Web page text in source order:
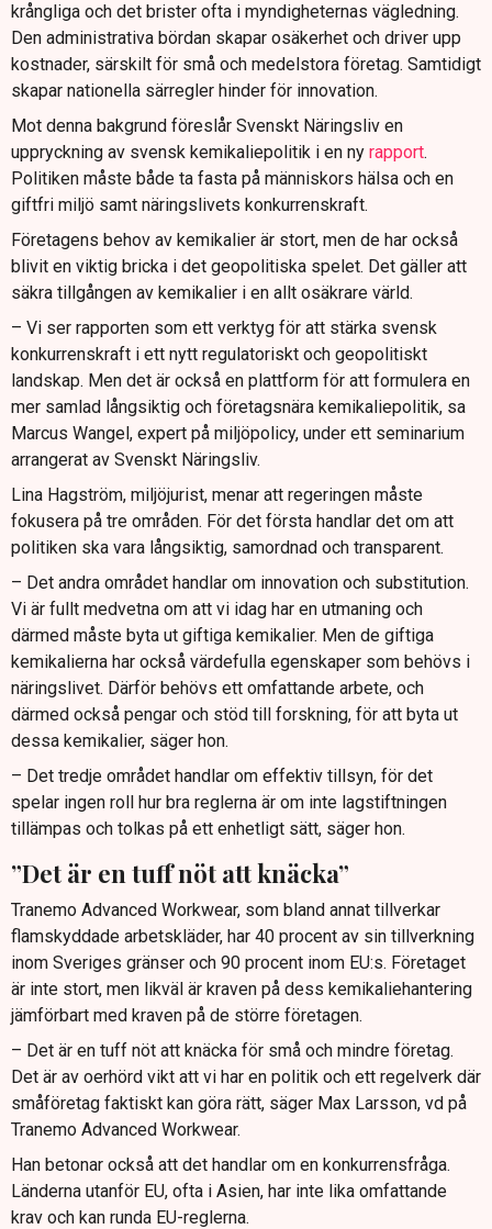
krångliga och det brister ofta i myndigheternas vägledning.
Den administrativa bördan skapar osäkerhet och driver upp
kostnader, särskilt för små och medelstora företag. Samtidigt
skapar nationella särregler hinder för innovation.
Mot denna bakgrund föreslår Svenskt Näringsliv en
uppryckning av svensk kemikaliepolitik i en ny rapport.
Politiken måste både ta fasta på människors hälsa och en
giftfri miljö samt näringslivets konkurrenskraft.
Företagens behov av kemikalier är stort, men de har också
blivit en viktig bricka i det geopolitiska spelet. Det gäller att
säkra tillgången av kemikalier i en allt osäkrare värld.
– Vi ser rapporten som ett verktyg för att stärka svensk
konkurrenskraft i ett nytt regulatoriskt och geopolitiskt
landskap. Men det är också en plattform för att formulera en
mer samlad långsiktig och företagsnära kemikaliepolitik, sa
Marcus Wangel, expert på miljöpolicy, under ett seminarium
arrangerat av Svenskt Näringsliv.
Lina Hagström, miljöjurist, menar att regeringen måste
fokusera på tre områden. För det första handlar det om att
politiken ska vara långsiktig, samordnad och transparent.
– Det andra området handlar om innovation och substitution.
Vi är fullt medvetna om att vi idag har en utmaning och
därmed måste byta ut giftiga kemikalier. Men de giftiga
kemikalierna har också värdefulla egenskaper som behövs i
näringslivet. Därför behövs ett omfattande arbete, och
därmed också pengar och stöd till forskning, för att byta ut
dessa kemikalier, säger hon.
– Det tredje området handlar om effektiv tillsyn, för det
spelar ingen roll hur bra reglerna är om inte lagstiftningen
tillämpas och tolkas på ett enhetligt sätt, säger hon.
”Det är en tuff nöt att knäcka”
Tranemo Advanced Workwear, som bland annat tillverkar
flamskyddade arbetskläder, har 40 procent av sin tillverkning
inom Sveriges gränser och 90 procent inom EU:s. Företaget
är inte stort, men likväl är kraven på dess kemikaliehantering
jämförbart med kraven på de större företagen.
– Det är en tuff nöt att knäcka för små och mindre företag.
Det är av oerhörd vikt att vi har en politik och ett regelverk där
småföretag faktiskt kan göra rätt, säger Max Larsson, vd på
Tranemo Advanced Workwear.
Han betonar också att det handlar om en konkurrensfråga.
Länderna utanför EU, ofta i Asien, har inte lika omfattande
krav och kan runda EU-reglerna.